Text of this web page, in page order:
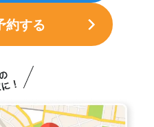
約する